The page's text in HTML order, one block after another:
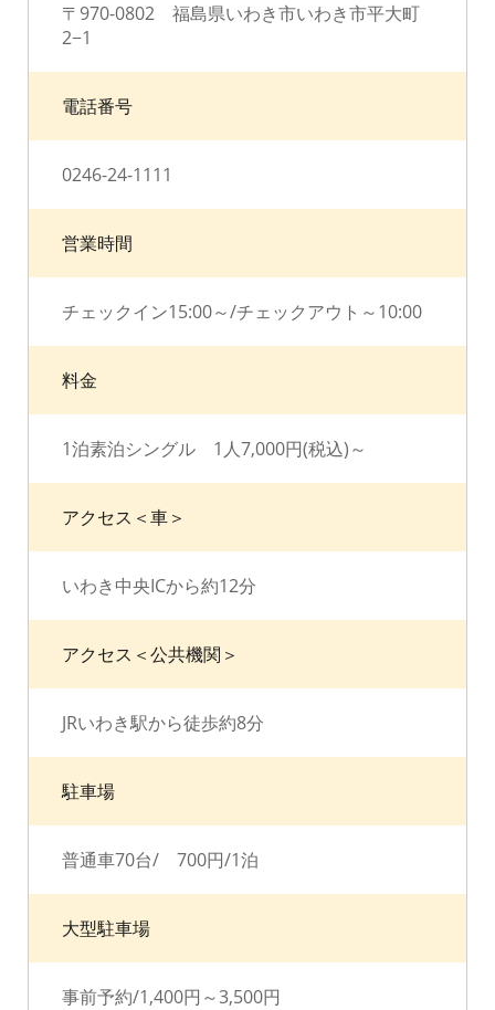
〒970-0802 福島県いわき市いわき市平大町
2−1
電話番号
0246-24-1111
営業時間
チェックイン15:00～/チェックアウト～10:00
料金
1泊素泊シングル 1人7,000円(税込)～
アクセス＜車＞
いわき中央ICから約12分
アクセス＜公共機関＞
JRいわき駅から徒歩約8分
駐車場
普通車70台/ 700円/1泊
大型駐車場
事前予約/1,400円～3,500円